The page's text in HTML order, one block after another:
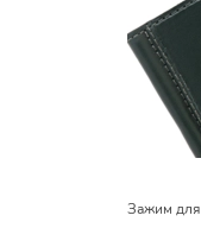
Зажим для